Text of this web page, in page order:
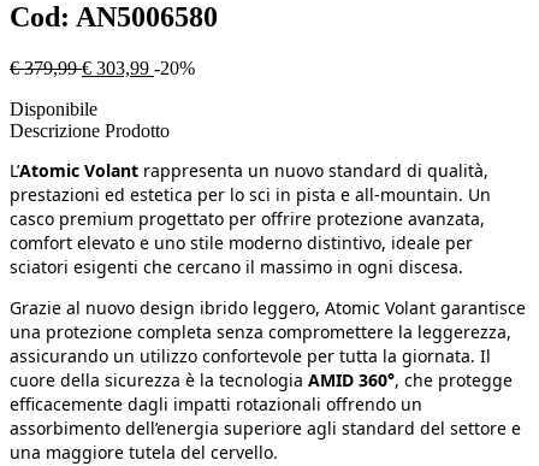
Cod: AN5006580
€ 379,99 € 303,99 -20%
Disponibile
Descrizione Prodotto
L’Atomic Volant rappresenta un nuovo standard di qualità,
prestazioni ed estetica per lo sci in pista e all-mountain. Un
casco premium progettato per offrire protezione avanzata,
comfort elevato e uno stile moderno distintivo, ideale per
sciatori esigenti che cercano il massimo in ogni discesa.
Grazie al nuovo design ibrido leggero, Atomic Volant garantisce
una protezione completa senza compromettere la leggerezza,
assicurando un utilizzo confortevole per tutta la giornata. Il
cuore della sicurezza è la tecnologia AMID 360°, che protegge
efficacemente dagli impatti rotazionali offrendo un
assorbimento dell’energia superiore agli standard del settore e
una maggiore tutela del cervello.